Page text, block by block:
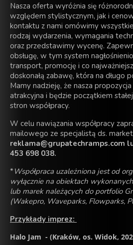
Nasza oferta wyróżnia się
względem stylistycznym, jak i
kontaktu z nami omówimy
rodzaj wydarzenia, wymagania
oraz przedstawimy wycenę.
obsługę, w tym system
transport, promocję i co
doskonałą zabawę, która na długo
Mamy nadzieję, że nasza
atrakcyjna i będzie początkiem
stron współpracy.
W celu nawiązania współpracy
mailowego ze specjalistą ds.
reklama@grupatechramps.com
453 698 038.
* Współpraca uzależniona jest od
wyłącznie na obiektach
lub marek należących do portfolio
(Wakepro, Waveparks, Flowparks,
Przykłady imprez:
Halo Jam - (Kraków, os. Widok,